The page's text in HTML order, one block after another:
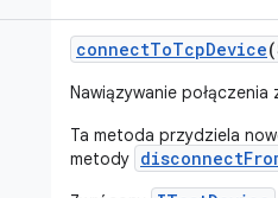
connectToTcpDevice
Nawiązywanie
Ta metoda przydziela
metody